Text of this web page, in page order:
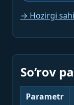
→ Hozirgi
So‘rov
Parametr